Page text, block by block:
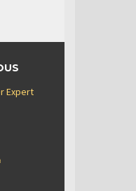
Expert